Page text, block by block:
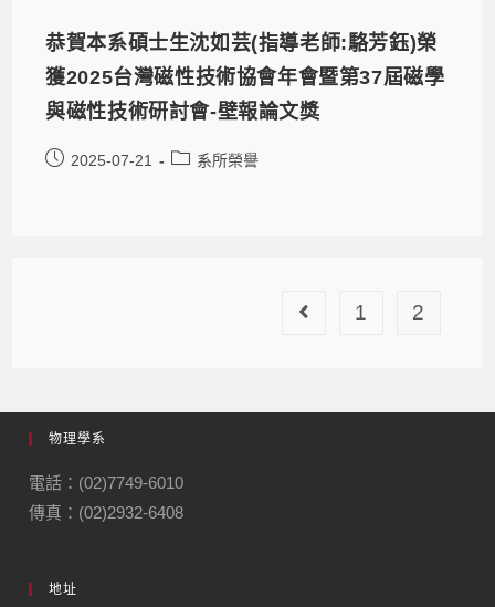
恭賀本系碩士生沈如芸(指導老師:駱芳鈺)榮
獲2025台灣磁性技術協會年會暨第37屆磁學
與磁性技術研討會-壁報論文獎
2025-07-21 系所榮譽
1 2
物理學系
電話：(02)7749-6010
傳真：(02)2932-6408
地址